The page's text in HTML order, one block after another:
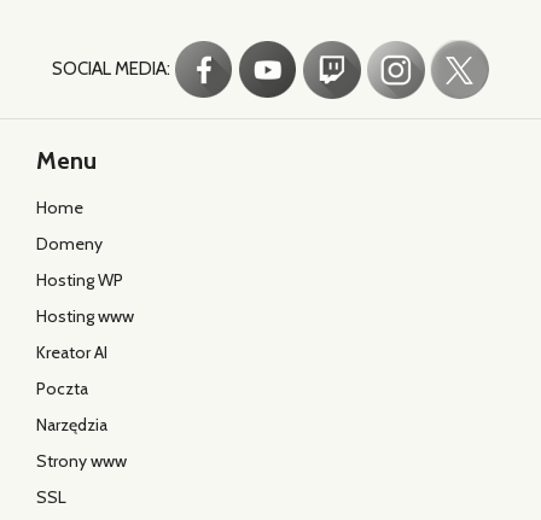
SOCIAL MEDIA:
Menu
Home
Domeny
Hosting WP
Hosting www
Kreator AI
Poczta
Narzędzia
Strony www
SSL